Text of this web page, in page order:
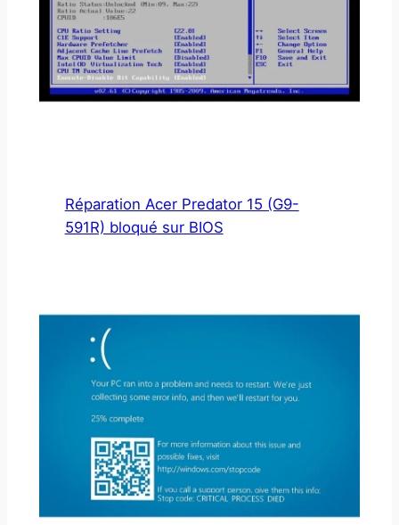
Réparation Acer Predator 15 (G9-
591R) bloqué sur BIOS